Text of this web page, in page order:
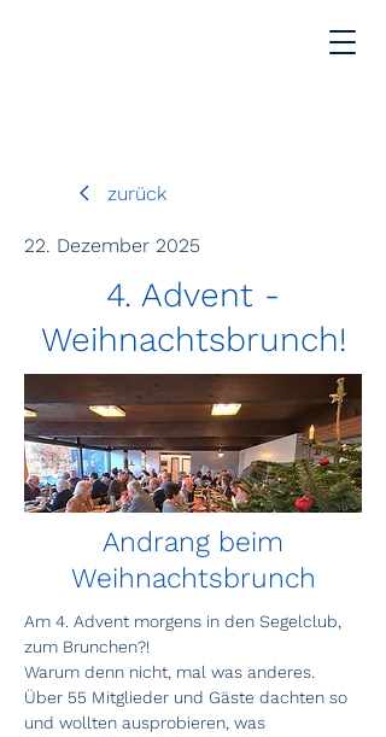
zurück
22. Dezember 2025
4. Advent -
Weihnachtsbrunch!
Andrang beim
Weihnachtsbrunch
Am 4. Advent morgens in den Segelclub,
zum Brunchen?!
Warum denn nicht, mal was anderes.
Über 55 Mitglieder und Gäste dachten so
und wollten ausprobieren, was